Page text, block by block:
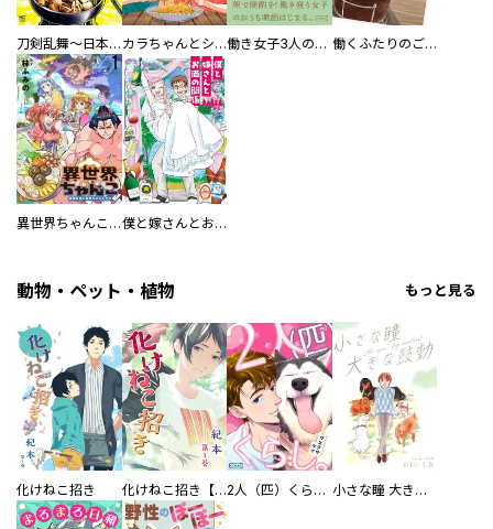
刀剣乱舞～日本号つれづれ酒～ カラちゃんとシトーさんと、 【分冊版】 働き女子3人のおうち晩酌 働くふたりのごほうび飯
異世界ちゃんこ～横綱目前に召喚されたんだが～ 【連載版】 僕と嫁さんとお酒の関係
動物・ペット・植物 もっと見る
化けねこ招き 化けねこ招き【描きおろし付合冊版】 2人（匹）くらし。 小さな瞳 大きな鼓動